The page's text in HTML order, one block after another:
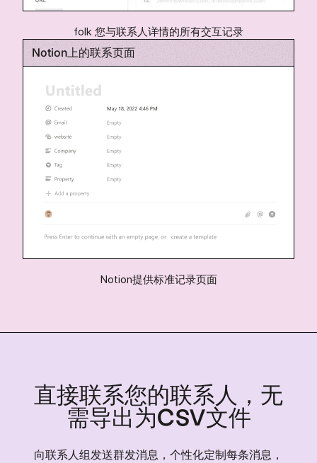
folk 您与联系人详情的所有交互记录
Notion上的联系页面
Notion提供标准记录页面
直接联系您的联系人，无
需导出为CSV文件
向联系人组发送群发消息，个性化定制每条消息，